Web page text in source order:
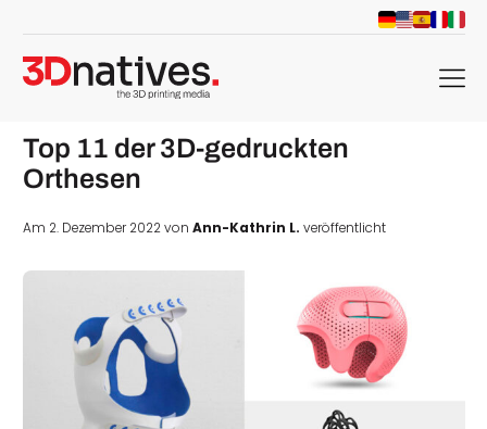
menu
Top 11 der 3D-gedruckten
Orthesen
Am 2. Dezember 2022 von Ann-Kathrin L. veröffentlicht